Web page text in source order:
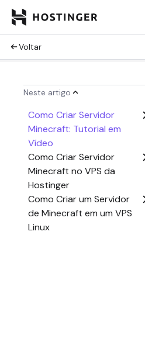
Voltar
Neste artigo
Como Criar Servidor
Minecraft: Tutorial em
Vídeo
Como Criar Servidor
Minecraft no VPS da
Hostinger
Como Criar um Servidor
de Minecraft em um VPS
Linux